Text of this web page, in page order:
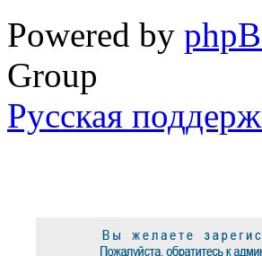
Powered by
Group
Русская